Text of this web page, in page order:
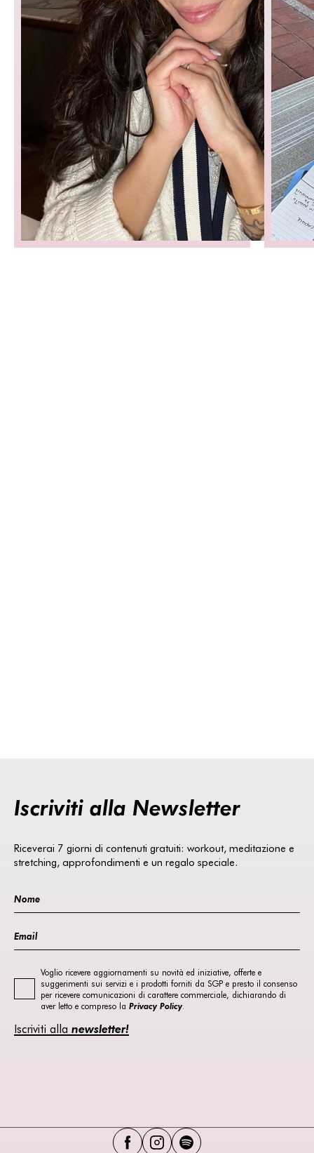
Iscriviti alla Newsletter
Riceverai 7 giorni di contenuti gratuiti: workout, meditazione e
stretching, approfondimenti e un regalo speciale.
Voglio ricevere aggiornamenti su novità ed iniziative, offerte e
suggerimenti sui servizi e i prodotti forniti da SGP e presto il consenso
per ricevere comunicazioni di carattere commerciale, dichiarando di
aver letto e compreso la Privacy Policy.
Iscriviti alla newsletter!